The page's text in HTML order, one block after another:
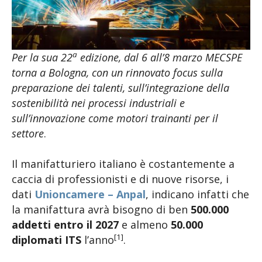
Per la sua 22a edizione, dal 6 all’8 marzo MECSPE
torna a Bologna, con un rinnovato focus sulla
preparazione dei talenti, sull’integrazione della
sostenibilità nei processi industriali e
sull’innovazione come motori trainanti per il
settore.
Il manifatturiero italiano è costantemente a
caccia di professionisti e di nuove risorse, i
dati Unioncamere – Anpal, indicano infatti che
la manifattura avrà bisogno di ben 500.000
addetti entro il 2027 e almeno 50.000
diplomati ITS l’anno[1].